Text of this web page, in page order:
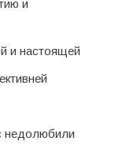
и
и настоящей
недолюбили